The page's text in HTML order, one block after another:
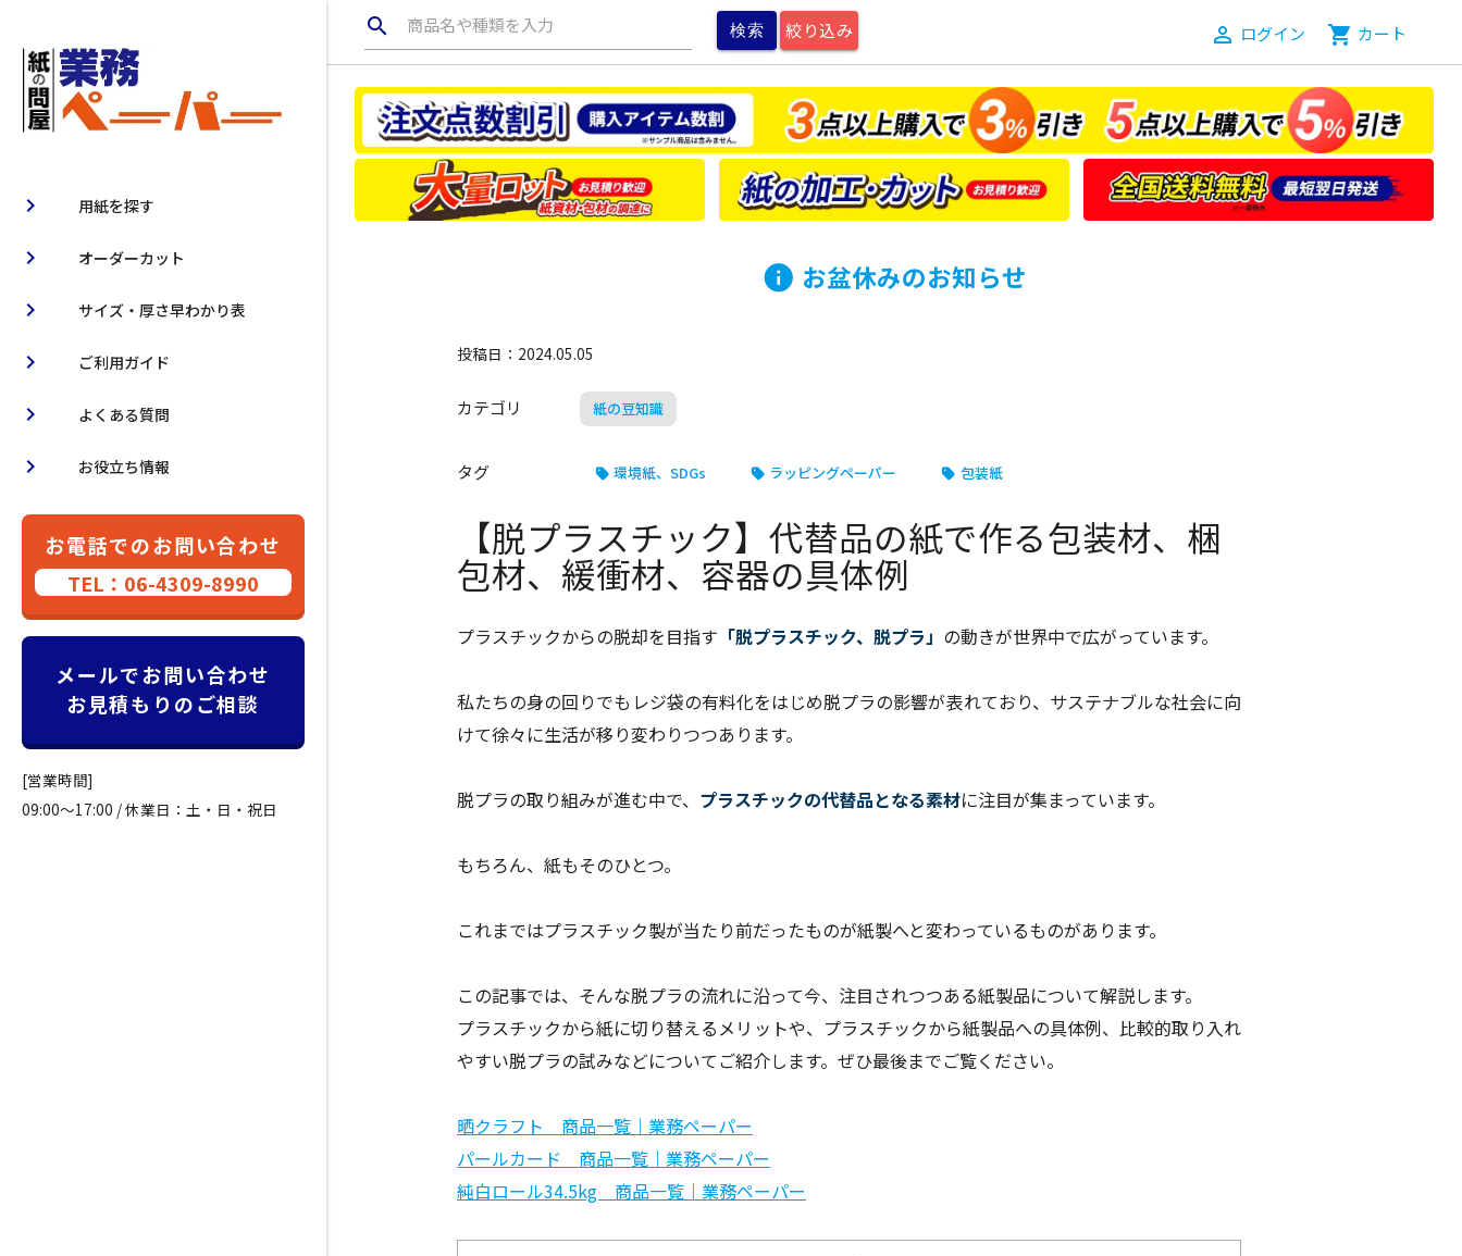
用紙を探す
chevron_right
オーダーカット
chevron_right
サイズ・厚さ早わかり表
chevron_right
ご利用ガイド
chevron_right
よくある質問
chevron_right
お役立ち情報
chevron_right
お電話でのお問い合わせ
TEL：06-4309-8990
メールでお問い合わせ
お見積もりのご相談
[営業時間]
09:00～17:00 / 休業日：土・日・祝日
search 商品名や種類を入力 絞り込み person_outline ログイン shopping_cart カート
info お盆休みのお知らせ
投稿日：2024.05.05
カテゴリ 紙の豆知識
タグ 環境紙、SDGs ラッピングペーパー 包装紙
【脱プラスチック】代替品の紙で作る包装材、梱
包材、緩衝材、容器の具体例
プラスチックからの脱却を目指す 「脱プラスチック、脱プラ」 の動きが世界中で広がっています。
私たちの身の回りでもレジ袋の有料化をはじめ脱プラの影響が表れており、サステナブルな社会に向
けて徐々に生活が移り変わりつつあります。
脱プラの取り組みが進む中で、 プラスチックの代替品となる素材に注目が集まっています。
もちろん、紙もそのひとつ。
これまではプラスチック製が当たり前だったものが紙製へと変わっているものがあります。
この記事では、そんな脱プラの流れに沿って今、注目されつつある紙製品について解説します。
プラスチックから紙に切り替えるメリットや、プラスチックから紙製品への具体例、比較的取り入れ
やすい脱プラの試みなどについてご紹介します。ぜひ最後までご覧ください。
晒クラフト 商品一覧｜業務ペーパー
パールカード 商品一覧｜業務ペーパー
純白ロール34.5kg 商品一覧｜業務ペーパー